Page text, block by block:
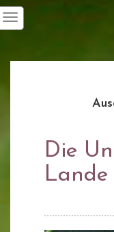
Die
Lande